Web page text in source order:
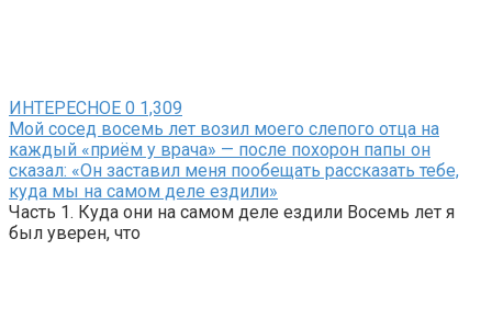
ИНТЕРЕСНОЕ 0 1,309
Мой сосед восемь лет возил моего слепого отца на
каждый «приём у врача» — после похорон папы он
сказал: «Он заставил меня пообещать рассказать тебе,
куда мы на самом деле ездили»
Часть 1. Куда они на самом деле ездили Восемь лет я
был уверен, что